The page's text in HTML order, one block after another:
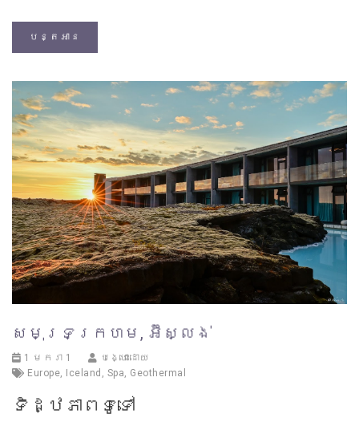
បន្តអាន
សមុទ្រក្រហម, អ៊ីស្លង់
1 មករា 1
បង្ហោះដោយ
Europe, Iceland , Spa, Geothermal
ទិដ្ឋភាពទូទៅ